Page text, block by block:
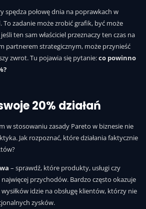
spędza połowę dnia na poprawkach w
To zadanie może zrobić grafik, być może
ten sam właściciel przeznaczy ten czas na
partnerem strategicznym, może przynieść
zwrot. Tu pojawia się pytanie:co powinno
20% działań
w stosowaniu zasady Pareto w biznesie nie
Jak rozpoznać, które działania faktycznie
– sprawdź, które produkty, usługi czy
przychodów. Bardzo często okazuje
wysiłków idzie na obsługę klientów, którzy nie
zysków.